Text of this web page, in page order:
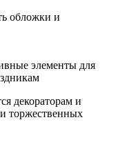
обложки и
папки
элементы для
декораторам и
торжественных